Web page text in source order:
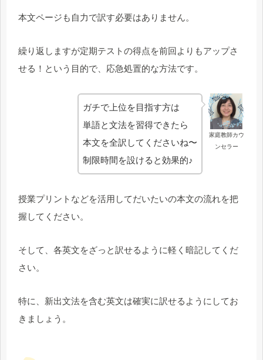
本文ページも自力で訳す必要はありません。
繰り返しますが定期テストの得点を前回よりもアップさ
せる！という目的で、応急処置的な方法です。
家庭教師カウ
ンセラー
ガチで上位を目指す方は
単語と文法を習得できたら
本文を全訳してくださいね〜
制限時間を設けると効果的♪
授業プリントなどを活用してだいたいの本文の流れを把
握してください。
そして、各英文をざっと訳せるように軽く暗記してくだ
さい。
特に、新出文法を含む英文は確実に訳せるようにしてお
きましょう。